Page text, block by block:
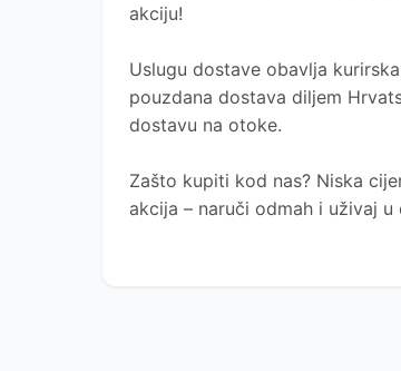
akciju!
Uslugu dostave obavlja
pouzdana dostava diljem
dostavu na otoke.
Zašto kupiti kod nas? Niska
akcija – naruči odmah i uživaj